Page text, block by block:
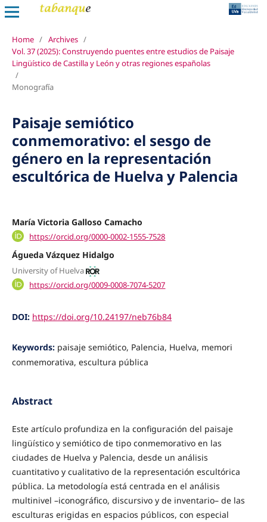
Home / Archives /
Vol. 37 (2025): Construyendo puentes entre estudios de Paisaje
Lingüístico de Castilla y León y otras regiones españolas
/
Monografía
Paisaje semiótico
conmemorativo: el sesgo de
género en la representación
escultórica de Huelva y Palencia
María Victoria Galloso Camacho
https://orcid.org/0000-0002-1555-7528
Águeda Vázquez Hidalgo
University of Huelva
https://orcid.org/0009-0008-7074-5207
DOI: https://doi.org/10.24197/neb76b84
Keywords: paisaje semiótico, Palencia, Huelva, memori
conmemorativa, escultura pública
Abstract
Este artículo profundiza en la configuración del paisaje
lingüístico y semiótico de tipo conmemorativo en las
ciudades de Huelva y Palencia, desde un análisis
cuantitativo y cualitativo de la representación escultórica
pública. La metodología está centrada en el análisis
multinivel –iconográfico, discursivo y de inventario– de las
esculturas erigidas en espacios públicos, con especial